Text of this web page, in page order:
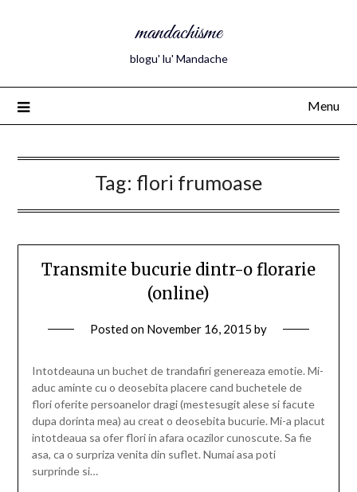
mandachisme
blogu' lu' Mandache
Menu
Tag: flori frumoase
Transmite bucurie dintr-o florarie
(online)
Posted on November 16, 2015 by
Intotdeauna un buchet de trandafiri genereaza emotie. Mi-
aduc aminte cu o deosebita placere cand buchetele de
flori oferite persoanelor dragi (mestesugit alese si facute
dupa dorinta mea) au creat o deosebita bucurie. Mi-a placut
intotdeaua sa ofer flori in afara ocazilor cunoscute. Sa fie
asa, ca o surpriza venita din suflet. Numai asa poti
surprinde si…